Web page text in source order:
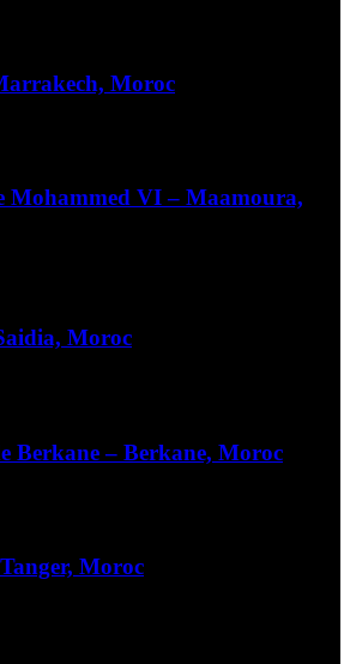
Moroc
Mohammed VI – Maamoura,
Moroc
Berkane – Berkane, Moroc
Moroc